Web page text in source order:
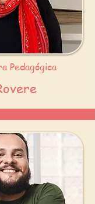
Pedagógica